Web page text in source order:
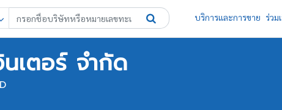
บริการและการขาย ร่ว
ตอร์ จำกัด